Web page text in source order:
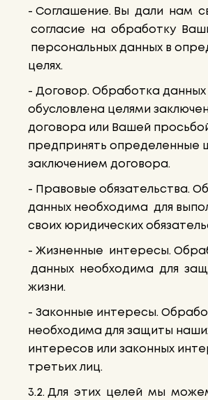
- Соглашение. Вы дали нам
согласие на обработку
персональных данных в
целях.
- Договор. Обработка данных
обусловлена целями
договора или Вашей
предпринять определенные
заключением договора.
- Правовые обязательства.
данных необходима для
своих юридических
- Жизненные интересы.
данных необходима для
жизни.
- Законные интересы.
необходима для защиты
интересов или законных
третьих лиц.
3.2. Для этих целей мы